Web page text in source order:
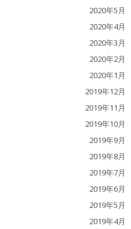
2020年5月
2020年4月
2020年3月
2020年2月
2020年1月
2019年12月
2019年11月
2019年10月
2019年9月
2019年8月
2019年7月
2019年6月
2019年5月
2019年4月